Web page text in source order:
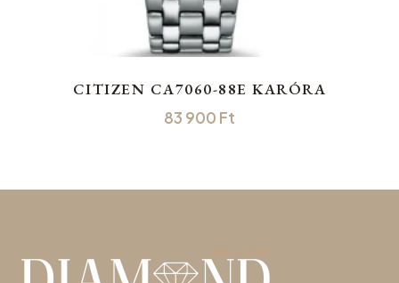
CITIZEN CA7060-88E KARÓRA
83 900 Ft